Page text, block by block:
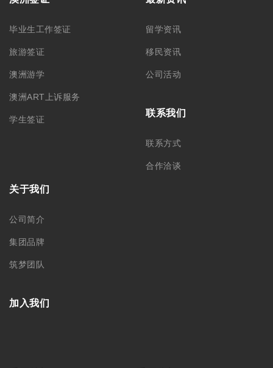
毕业生工作签证
旅游签证
澳洲游学
澳洲ART上诉服务
学生签证
留学资讯
移民资讯
公司活动
联系我们
联系方式
合作洽谈
关于我们
公司简介
集团品牌
筑梦团队
加入我们